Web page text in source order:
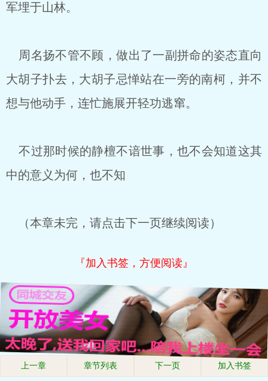
军埋于山林。
周名扬不管不顾，做出了一副拼命的姿态直向
大胡子扑去，大胡子忌惮站在一旁的南柯，并不
想与他动手，连忙施展开轻功逃窜。
不过那时候的静檀不谙世事，也不会知道这其
中的意义为何，也不知
（本章未完，请点击下一页继续阅读）
『加入书签，方便阅读』
上一章 章节列表 下一页 加入书签